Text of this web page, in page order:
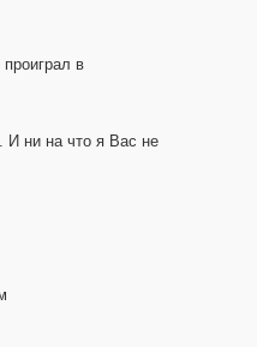
в
И ни на что я Вас не